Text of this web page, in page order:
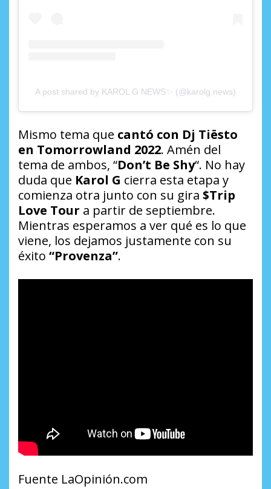
A post shared by KAROL G NEWS✨ (@karolg.news)
Mismo tema que cantó con Dj Tiësto
en Tomorrowland 2022. Amén del
tema de ambos, “Don’t Be Shy“. No hay
duda que Karol G cierra esta etapa y
comienza otra junto con su gira $Trip
Love Tour a partir de septiembre.
Mientras esperamos a ver qué es lo que
viene, los dejamos justamente con su
éxito “Provenza”.
Fuente LaOpinión.com